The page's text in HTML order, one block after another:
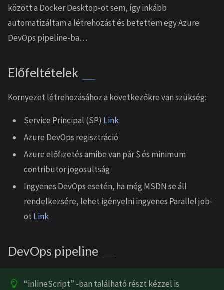
között a Docker Desktop-ot sem, így inkább
automatizáltam a létrehozást és betettem egy Azure
DevOps pipeline-ba…
Előfeltételek
Környezet létrehozásához a következőkre van szükség:
Service Principal (SP) Link
Azure DevOps regisztráció
Azure előfizetés amibe van pár $ és minimum
contributor jogosultság
Ingyenes DevOps esetén, ha még MSDN se áll
rendelkezsére, lehet igényelni ingyenes Parallel job-
ot Link
DevOps pipeline
“inlineScript” -ban található részt kézzel is